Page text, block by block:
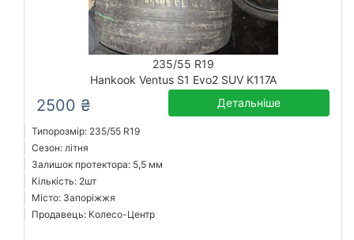
235/55 R19
Hankook Ventus S1 Evo2 SUV K117A
2500 ₴ Детальніше
Типорозмір: 235/55 R19
Сезон: літня
Залишок протектора: 5,5 мм
Кількість: 2шт
Місто: Запоріжжя
Продавець: Колесо-Центр